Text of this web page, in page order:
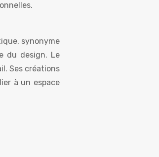
synonyme
du design. Le
Ses créations
à un espace